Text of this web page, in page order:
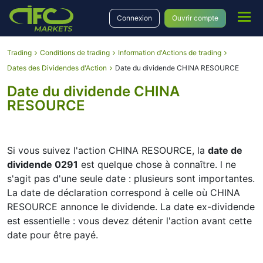
Connexion Ouvrir compte
Trading Conditions de trading
Information d'Actions de trading
Dates des Dividendes d'Action
Date du dividende CHINA RESOURCE
Date du dividende CHINA
RESOURCE
Si vous suivez l'action CHINA RESOURCE, la date de
dividende 0291 est quelque chose à connaître. l ne
s'agit pas d'une seule date : plusieurs sont importantes.
La date de déclaration correspond à celle où CHINA
RESOURCE annonce le dividende. La date ex-dividende
est essentielle : vous devez détenir l'action avant cette
date pour être payé.